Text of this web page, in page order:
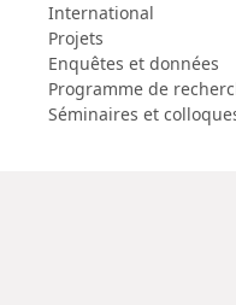
International
Projets
Enquêtes et données
Programme de
Séminaires et